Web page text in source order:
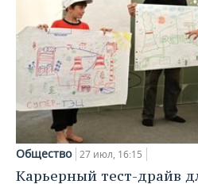
Общество 27 июл, 16:15
Карьерный тест-драйв